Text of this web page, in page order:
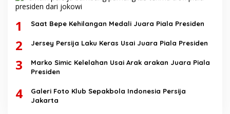
1 Saat Bepe Kehilangan Medali Juara Piala Presiden
2 Jersey Persija Laku Keras Usai Juara Piala Presiden
3
Marko Simic Kelelahan Usai Arak arakan Juara Piala
Presiden
4
Galeri Foto Klub Sepakbola Indonesia Persija
Jakarta